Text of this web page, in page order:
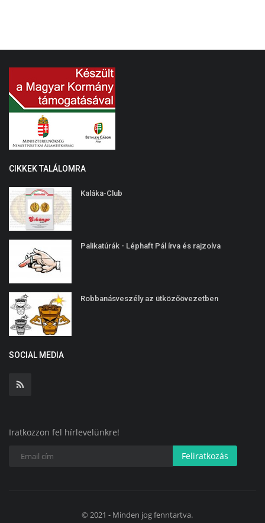
CIKKEK TALÁLOMRA
Kaláka-Club
Palikatúrák - Léphaft Pál írva és rajzolva
Robbanásveszély az ütközőövezetben
SOCIAL MEDIA
Iratkozzon fel hírlevelünkre!
Feliratkozás
© 2021 - Minden jog fenntartva.